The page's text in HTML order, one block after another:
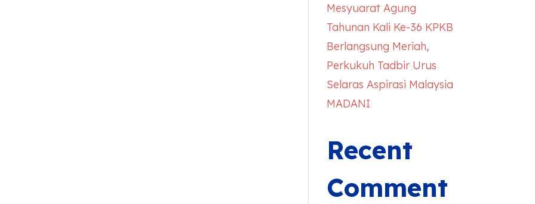
Mesyuarat Agung
Tahunan Kali Ke-36 KPKB
Berlangsung Meriah,
Perkukuh Tadbir Urus
Selaras Aspirasi Malaysia
MADANI
Recent
Comment